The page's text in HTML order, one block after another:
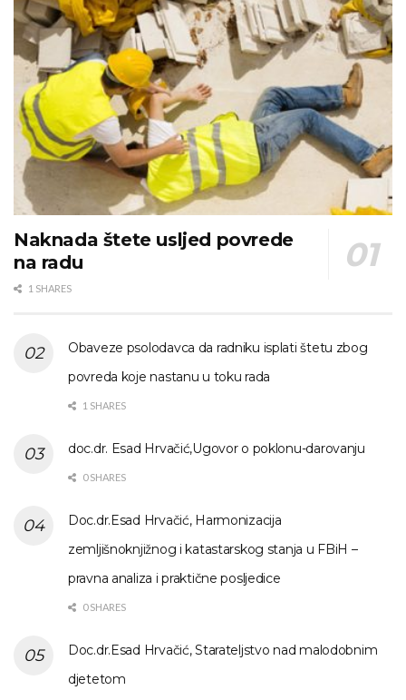
Naknada štete usljed povrede
na radu
1 SHARES
Obaveze psolodavca da radniku isplati štetu zbog
povreda koje nastanu u toku rada
1 SHARES
doc.dr. Esad Hrvačić,Ugovor o poklonu-darovanju
0 SHARES
Doc.dr.Esad Hrvačić, Harmonizacija
zemljišnoknjižnog i katastarskog stanja u FBiH –
pravna analiza i praktične posljedice
0 SHARES
Doc.dr.Esad Hrvačić, Starateljstvo nad malodobnim
djetetom